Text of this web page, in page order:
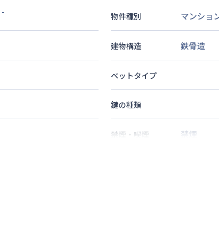
- 物件種別 マンショ
建物構造 鉄骨造
ベットタイプ
鍵の種類
禁煙・喫煙 禁煙